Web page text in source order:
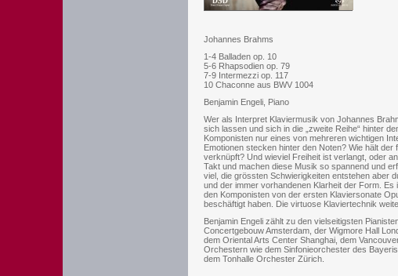
Johannes Brahms
1-4 Balladen op. 10
5-6 Rhapsodien op. 79
7-9 Intermezzi op. 117
10 Chaconne aus BWV 1004
Benjamin Engeli, Piano
Wer als Interpret Klaviermusik von Johannes
sich lassen und sich in die „zweite Reihe“ hinter
Komponisten nur eines von mehreren wichtigen
Emotionen stecken hinter den Noten? Wie hält
verknüpft? Und wieviel Freiheit ist verlangt, oder
Takt und machen diese Musik so spannend und
viel, die grössten Schwierigkeiten entstehen aber
und der immer vorhandenen Klarheit der Form.
den Komponisten von der ersten Klaviersonate
beschäftigt haben. Die virtuose Klaviertechnik
Benjamin Engeli zählt zu den vielseitigsten
Concertgebouw Amsterdam, der Wigmore Hall
dem Oriental Arts Center Shanghai, dem
Orchestern wie dem Sinfonieorchester des
dem Tonhalle Orchester Zürich.